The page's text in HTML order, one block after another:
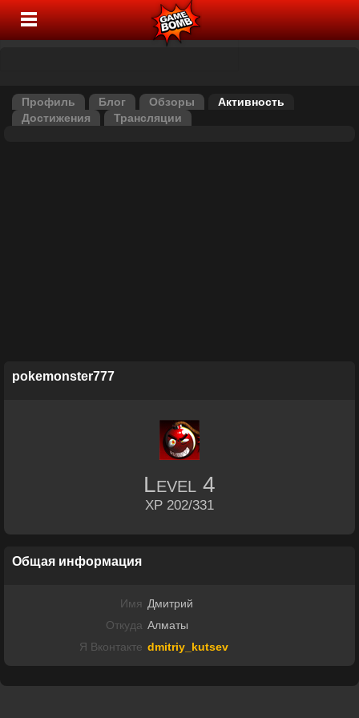
Профиль Блог Обзоры
Активность
Достижения
Трансляции
pokemonster777
Level 4
XP 202/331
Общая информация
Имя Дмитрий
Откуда Алматы
Я Вконтакте dmitriy_kutsev